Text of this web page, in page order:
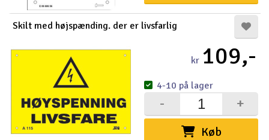
Skilt med højspænding. der er livsfarlig
kr 109,-
Køb
+
-
4-10 på lager